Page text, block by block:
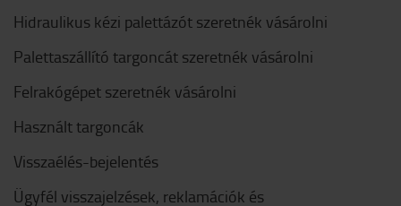
Hidraulikus kézi palettázót szeretnék vásárolni
Palettaszállító targoncát szeretnék vásárolni
Felrakógépet szeretnék vásárolni
Használt targoncák
Visszaélés-bejelentés
Ügyfél visszajelzések, reklamációk és